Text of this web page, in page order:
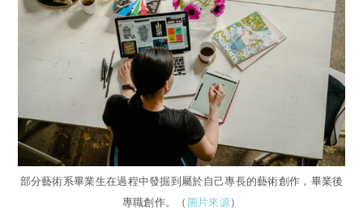
部分藝術系畢業生在過程中發掘到屬於自己專長的藝術創作，畢業後
專職創作。（ 圖片來源）